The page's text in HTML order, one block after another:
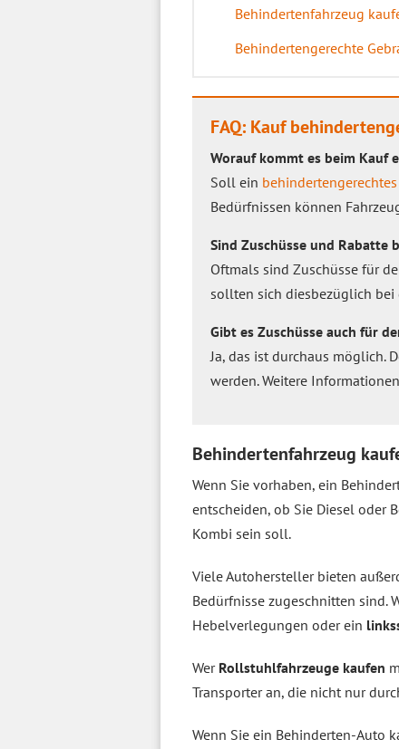
Behindertenfahrzeug
Behindertengerechte
FAQ: Kauf
Worauf kommt es beim Kauf
Soll ein
Bedürfnissen können
Sind Zuschüsse und Rabatte
Oftmals sind Zuschüsse für
sollten sich diesbezüglich
Gibt es Zuschüsse auch für
Ja, das ist durchaus möglich.
werden. Weitere
Behindertenfahrzeug
Wenn Sie vorhaben, ein
entscheiden, ob Sie Diesel oder
Kombi sein soll.
Viele Autohersteller bieten
Bedürfnisse zugeschnitten sind.
Hebelverlegungen oder ein
Wer Rollstuhlfahrzeuge kaufen
Transporter an, die nicht nur
Wenn Sie ein Behinderten-Auto